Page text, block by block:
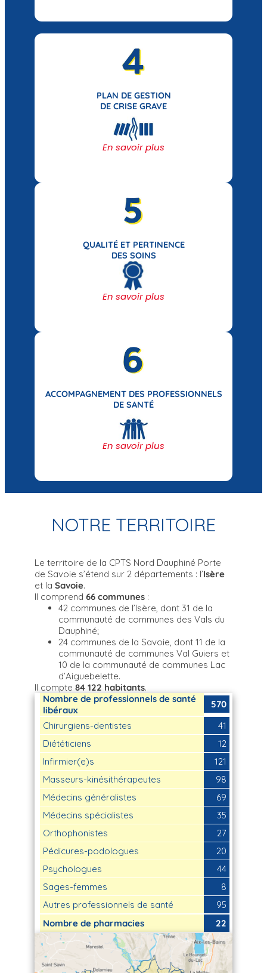
PLAN DE GESTION
DE CRISE GRAVE
En savoir plus
QUALITÉ ET PERTINENCE
DES SOINS
En savoir plus
ACCOMPAGNEMENT DES PROFESSIONNELS
DE SANTÉ
En savoir plus
NOTRE TERRITOIRE
Le territoire de la CPTS Nord Dauphiné Porte
de Savoie s’étend sur 2 départements : l’Isère
et la Savoie.
Il comprend 66 communes :
42 communes de l’Isère, dont 31 de la
communauté de communes des Vals du
Dauphiné;
24 communes de la Savoie, dont 11 de la
communauté de communes Val Guiers et
10 de la communauté de communes Lac
d’Aiguebelette.
Il compte 84 122 habitants.
Nombre de professionnels de santé
libéraux
570
Chirurgiens-dentistes
41
Diététiciens
12
Infirmier(e)s
121
Masseurs-kinésithérapeutes
98
Médecins généralistes
69
Médecins spécialistes
35
Orthophonistes
27
Pédicures-podologues
20
Psychologues
44
Sages-femmes
8
Autres professionnels de santé
95
Nombre de pharmacies
22